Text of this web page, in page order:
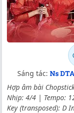
Sáng tác: Ns
Hợp âm bài
Nhịp: 4/4 | Tempo:
Key (transposed): D